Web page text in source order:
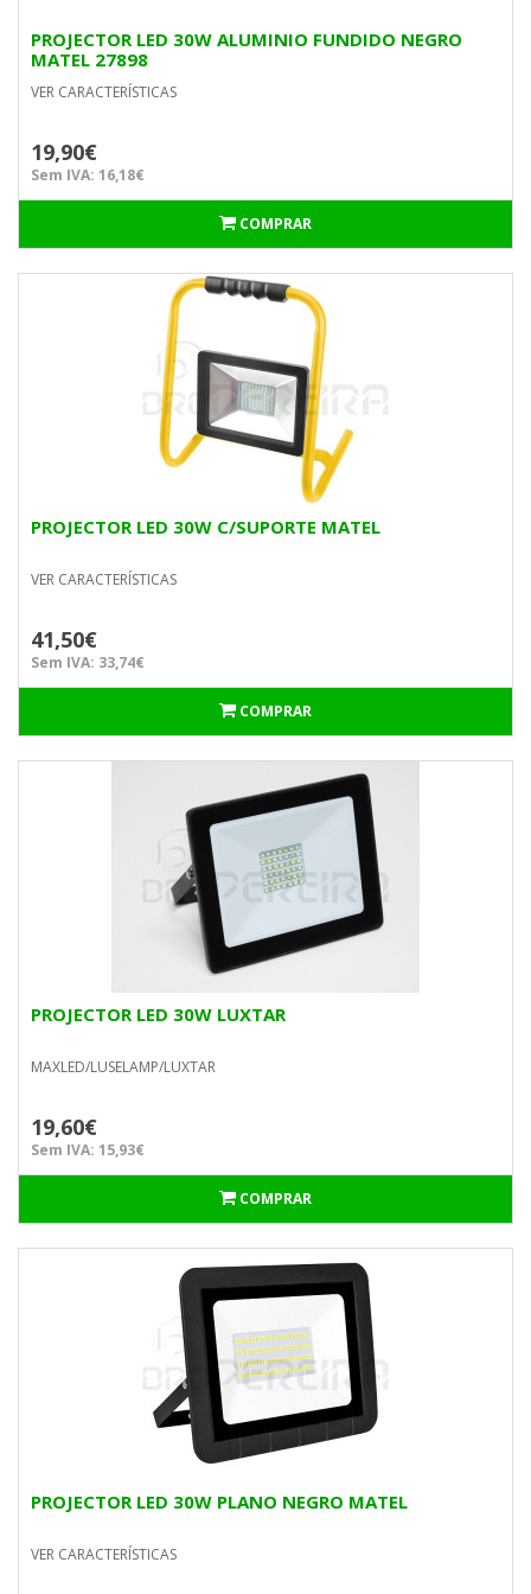
PROJECTOR LED 30W ALUMINIO FUNDIDO NEGRO
MATEL 27898
VER CARACTERÍSTICAS
19,90€
Sem IVA: 16,18€
COMPRAR
PROJECTOR LED 30W C/SUPORTE MATEL
VER CARACTERÍSTICAS
41,50€
Sem IVA: 33,74€
COMPRAR
PROJECTOR LED 30W LUXTAR
MAXLED/LUSELAMP/LUXTAR
19,60€
Sem IVA: 15,93€
COMPRAR
PROJECTOR LED 30W PLANO NEGRO MATEL
VER CARACTERÍSTICAS